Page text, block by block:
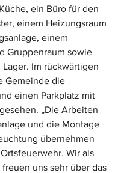
ein Büro für den
einem Heizungsraum
einem
Gruppenraum sowie
Im rückwärtigen
Gemeinde die
einen Parkplatz mit
„Die Arbeiten
und die Montage
übernehmen
Wir als
uns sehr über das